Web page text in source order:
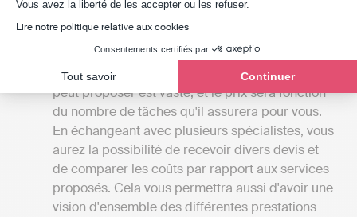
Vous avez la liberté de les accepter ou les refuser.
Lire notre politique relative aux cookies
Consentements certifiés par
Tout savoir Continuer
grandement varier en fonction du détail du
contrat que vous établirez avec eux. L'étendue
des services qu'un cabinet d’expert-comptable
peut proposer est vaste, et le prix sera fonction
du nombre de tâches qu'il assurera pour vous.
En échangeant avec plusieurs spécialistes, vous
aurez la possibilité de recevoir divers devis et
de comparer les coûts par rapport aux services
proposés. Cela vous permettra aussi d'avoir une
vision d'ensemble des différentes prestations